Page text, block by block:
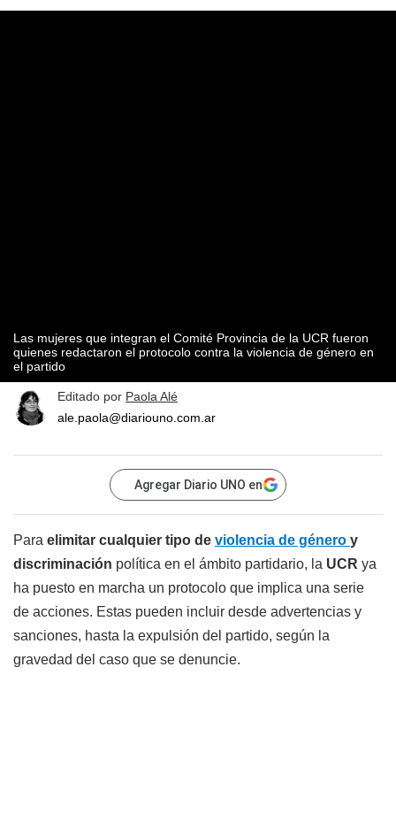
Las mujeres que integran el Comité Provincia de la UCR fueron
quienes redactaron el protocolo contra la violencia de género en
el partido
Editado por Paola Alé
ale.paola@diariouno.com.ar
Agregar Diario UNO en
Para elimitar cualquier tipo de violencia de género y
discriminación política en el ámbito partidario, la UCR ya
ha puesto en marcha un protocolo que implica una serie
de acciones. Estas pueden incluir desde advertencias y
sanciones, hasta la expulsión del partido, según la
gravedad del caso que se denuncie.